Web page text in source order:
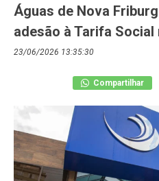
Águas de Nova
adesão à Tarifa
23/06/2026 13:35:30
Compartilhar